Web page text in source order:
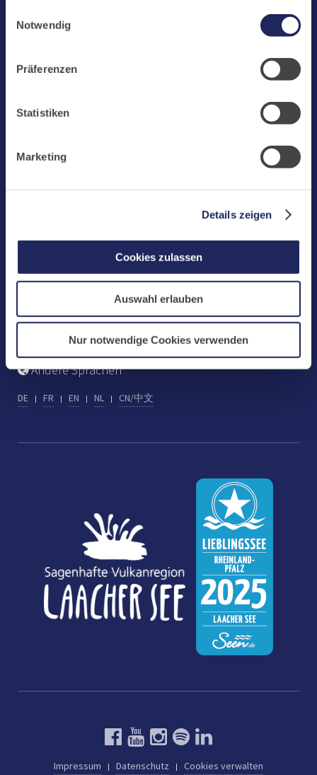
challenges.cloudflare.com: Wir verwenden das online
Buchungssystem MEWS in unserem Hotel und unserem
übermittelt. Cookies von eu5.bookingkit.de: Wir
Buchungen von Bibliotheks- und Klosterführungen. Um
Buchungen durchführen zu können akzeptieren Sie bitte
Notwendig
Präferenzen
Statistiken
Marketing
Details zeigen
Cookies zulassen
Auswahl erlauben
Nur notwendige Cookies verwenden
Shops
Jobs
Tel.: +49 (0) 2652 59-0
www.maria-laach.de
Gastflügel St. Gilbert
Fax: +49 (0) 2652 59-282
gastfluegel@maria-laach.de
Andere Sprachen
DE FR EN NL CN/中文
Impressum Datenschutz Cookies verwalten